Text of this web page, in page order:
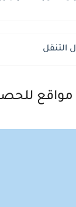
التنقل
مواقع